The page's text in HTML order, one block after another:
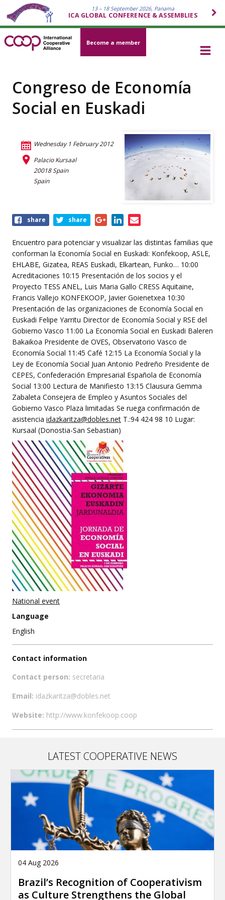
13 – 18 September 2026, Panama
ICA GLOBAL CONFERENCE & ASSEMBLIES
Become a member
Congreso de Economía
Social en Euskadi
Wednesday 1 February 2012
Palacio Kursaal
20018 Spain
Spain
Share
event
share share
Encuentro para potenciar y visualizar las distintas familias que
conforman la Economía Social en Euskadi: Konfekoop, ASLE,
EHLABE, Gizatea, REAS Euskadi, Elkartean, Funko… 10:00
Acreditaciones 10:15 Presentación de los socios y el
Proyecto TESS ANEL, Luis Maria Gallo CRESS Aquitaine,
Francis Vallejo KONFEKOOP, Javier Goienetxea 10:30
Presentación de las organizaciones de Economía Social en
Euskadi Felipe Yarritu Director de Economía Social y RSE del
Gobierno Vasco 11:00 La Economía Social en Euskadi Baleren
Bakaikoa Presidente de OVES, Observatorio Vasco de
Economía Social 11:45 Café 12:15 La Economía Social y la
Ley de Economía Social Juan Antonio Pedreño Presidente de
CEPES, Confederación Empresarial Española de Economía
Social 13:00 Lectura de Manifiesto 13:15 Clausura Gemma
Zabaleta Consejera de Empleo y Asuntos Sociales del
Gobierno Vasco Plaza limitadas Se ruega confirmación de
asistencia idazkaritza@dobles.net T.:94 424 98 10 Lugar:
Kursaal (Donostia-San Sebastian)
National event
Language
English
Contact information
Contact person: secretaria
Email: idazkaritza@dobles.net
Website: http://www.konfekoop.coop
LATEST COOPERATIVE NEWS
04 Aug 2026
Brazil’s Recognition of Cooperativism
as Culture Strengthens the Global